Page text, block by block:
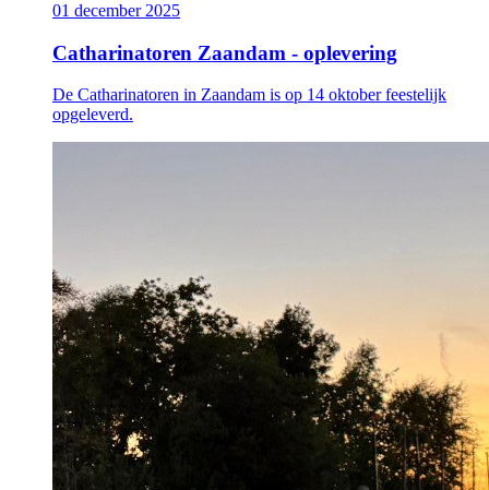
01 december 2025
Catharinatoren Zaandam - oplevering
De Catharinatoren in Zaandam is op 14 oktober feestelijk
opgeleverd.